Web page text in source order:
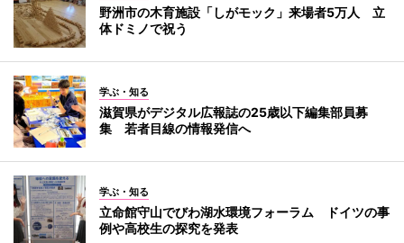
野洲市の木育施設「しがモック」来場者5万人 立
体ドミノで祝う
学ぶ・知る
滋賀県がデジタル広報誌の25歳以下編集部員募
集 若者目線の情報発信へ
学ぶ・知る
立命館守山でびわ湖水環境フォーラム ドイツの事
例や高校生の探究を発表